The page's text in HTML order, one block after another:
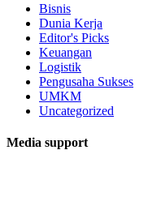
Bisnis
Dunia Kerja
Editor's Picks
Keuangan
Logistik
Pengusaha Sukses
UMKM
Uncategorized
Media support